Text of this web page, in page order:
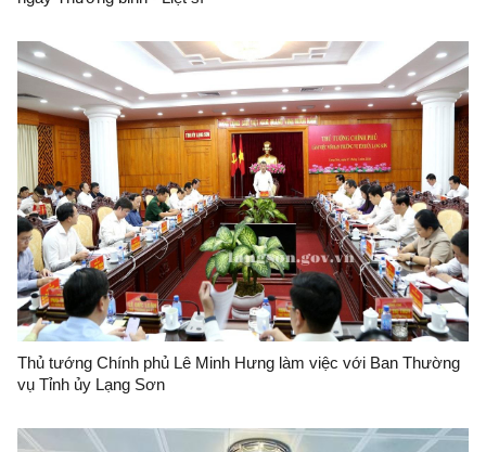
Thủ tướng Chính phủ Lê Minh Hưng làm việc với Ban Thường
vụ Tỉnh ủy Lạng Sơn